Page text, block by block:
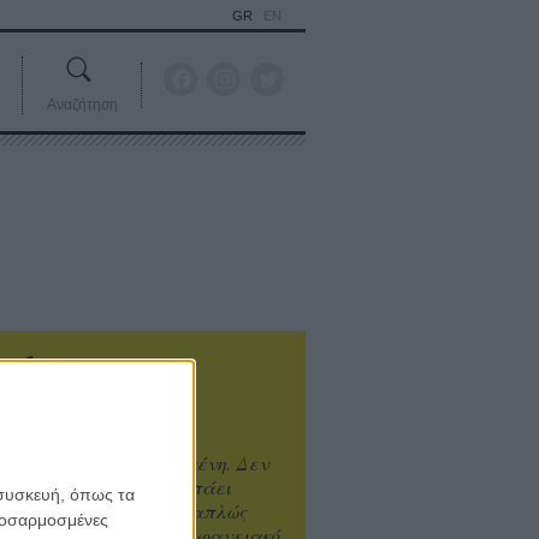
όπως τα
GR EN
Αναζήτηση
είναι υπερτιμημένη. Δεν
καλύτερο, δεν σε πάει
η επιτυχία. Είναι απλώς